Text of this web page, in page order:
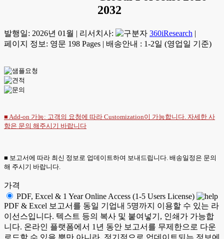
2032
발행일: 2026년 01월 | 리서치사: 360iResearch |
페이지 정보: 영문 198 Pages | 배송안내 : 1-2일 (영업일 기준)
■ Add-on 가능: 고객의 요청에 따라 Customization이 가능합니다. 자세한 사
항은 문의 해주시기 바랍니다
■ 보고서에 따라 최신 정보로 업데이트하여 보내드립니다. 배송일정은 문의
해 주시기 바랍니다.
가격
PDF, Excel & 1 Year Online Access (1-5 Users License)
PDF & Excel 보고서를 동일 기업내 5명까지 이용할 수 있는 라
이선스입니다. 텍스트 등의 복사 및 붙여넣기, 인쇄가 가능합
니다. 온라인 플랫폼에서 1년 동안 보고서를 무제한으로 다운
로드할 수 있을 뿐만 아니라, 정기적으로 업데이트되는 정보에